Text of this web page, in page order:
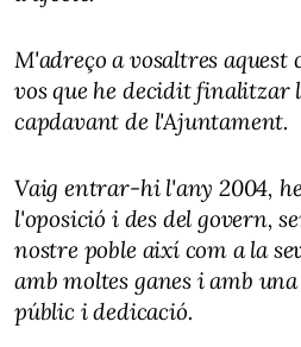
M'adreço a vosaltres
vos que he decidit finalitzar
capdavant de l'Ajuntament.
Vaig entrar-hi l'any 2004,
l'oposició i des del govern,
nostre poble així com a la
amb moltes ganes i amb
públic i dedicació.